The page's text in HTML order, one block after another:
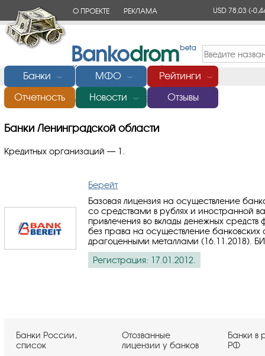
О ПРОЕКТЕ РЕКЛАМА USD 78,03(-
Банки ﹀ МФО ﹀ Рейтинги ﹀
Отчетность Новости ﹀ Отзывы
Главная/Банки Ленинградской области
Банки Ленинградской области
Кредитных организаций — 1.
Берейт
Базовая лицензия на осуществление
со средствами в рублях и иностранной
привлечения во вклады денежных средств
без права на осуществление
драгоценными металлами (16.11.2018).
Регистрация: 17.01.2012.
Банки России,
список
Отозванные
лицензии у банков
Банки в
РФ